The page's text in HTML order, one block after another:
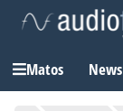
Matos News